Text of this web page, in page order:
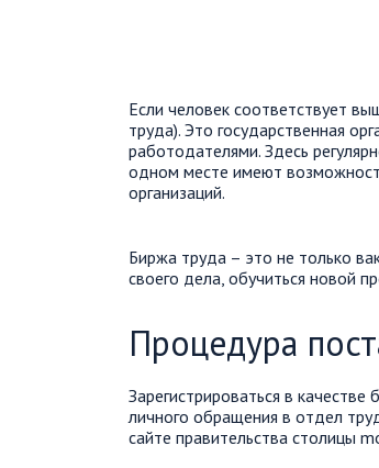
Если человек соответствует
труда). Это государственная
работодателями. Здесь
одном месте имеют
организаций.
Биржа труда – это не только
своего дела, обучиться новой
Процедура
Зарегистрироваться в
личного обращения в отдел
сайте правительства столицы